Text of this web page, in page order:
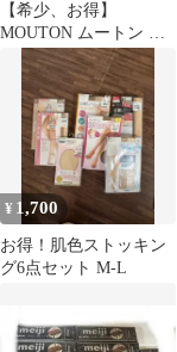
【希少、お得】
MOUTON ムートン ネ
オパープルシャンプー
ムラシャン
¥ 1,700
お得！肌色ストッキン
グ6点セット M-L